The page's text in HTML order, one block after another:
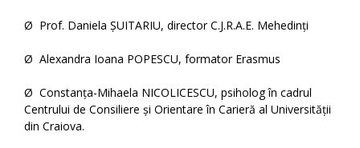
Ø Prof. Daniela ȘUITARIU, director C.J.R.A.E. Mehedinți
Ø Alexandra Ioana POPESCU, formator Erasmus
Ø Constanța-Mihaela NICOLICESCU, psiholog în cadrul
Centrului de Consiliere și Orientare în Carieră al Universității
din Craiova.